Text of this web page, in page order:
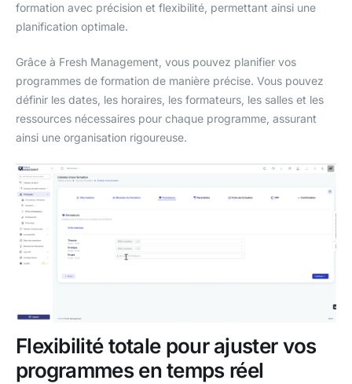
formation avec précision et flexibilité, permettant ainsi une
planification optimale.
Grâce à Fresh Management, vous pouvez planifier vos
programmes de formation de manière précise. Vous pouvez
définir les dates, les horaires, les formateurs, les salles et les
ressources nécessaires pour chaque programme, assurant
ainsi une organisation rigoureuse.
Flexibilité totale pour ajuster vos
programmes en temps réel